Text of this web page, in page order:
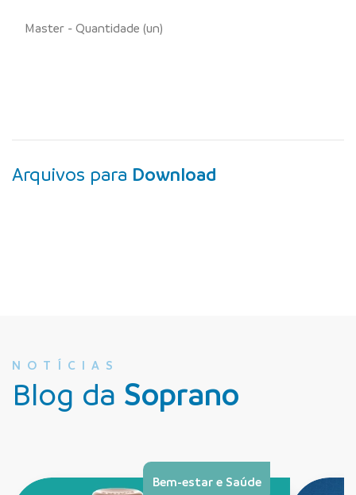
Master - Quantidade (un)
Arquivos para Download
NOTÍCIAS
Blog da Soprano
Bem-estar e Saúde